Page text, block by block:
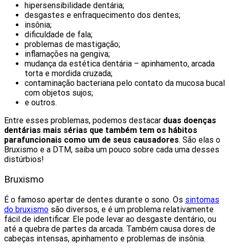
hipersensibilidade dentária;
desgastes e enfraquecimento dos dentes;
insônia;
dificuldade de fala;
problemas de mastigação;
inflamações na gengiva;
mudança da estética dentária – apinhamento, arcada
torta e mordida cruzada;
contaminação bacteriana pelo contato da mucosa bucal
com objetos sujos;
e outros.
Entre esses problemas, podemos destacar duas doenças
dentárias mais sérias que também tem os hábitos
parafuncionais como um de seus causadores. São elas o
Bruxismo e a DTM, saiba um pouco sobre cada uma desses
distúrbios!
Bruxismo
É o famoso apertar de dentes durante o sono. Os sintomas
do bruxismo são diversos, e é um problema relativamente
fácil de identificar. Ele pode levar ao desgaste dentário, ou
até a quebra de partes da arcada. Também causa dores de
cabeças intensas, apinhamento e problemas de insônia.